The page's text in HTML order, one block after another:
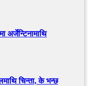
अर्जेन्टिनामाथि
चिन्ता, के भन्छ